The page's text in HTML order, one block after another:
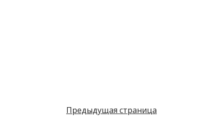
Предыдущая страница